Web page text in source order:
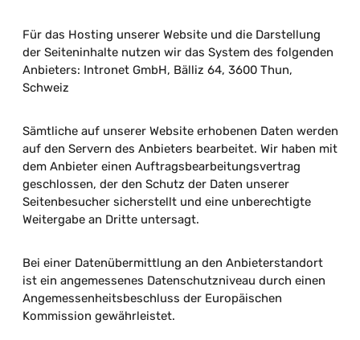
Für das Hosting unserer Website und die Darstellung
der Seiteninhalte nutzen wir das System des folgenden
Anbieters: Intronet GmbH, Bälliz 64, 3600 Thun,
Schweiz
Sämtliche auf unserer Website erhobenen Daten werden
auf den Servern des Anbieters bearbeitet. Wir haben mit
dem Anbieter einen Auftragsbearbeitungsvertrag
geschlossen, der den Schutz der Daten unserer
Seitenbesucher sicherstellt und eine unberechtigte
Weitergabe an Dritte untersagt.
Bei einer Datenübermittlung an den Anbieterstandort
ist ein angemessenes Datenschutzniveau durch einen
Angemessenheitsbeschluss der Europäischen
Kommission gewährleistet.